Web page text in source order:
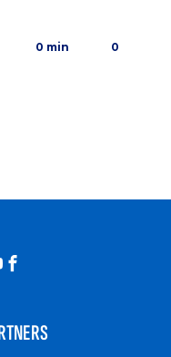
0 min 0